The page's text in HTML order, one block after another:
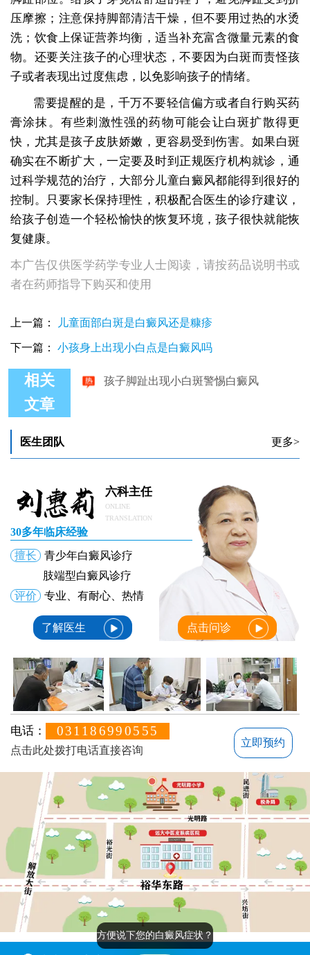
压摩擦；注意保持脚部清洁干燥，但不要用过热的水烫
洗；饮食上保证营养均衡，适当补充富含微量元素的食
物。还要关注孩子的心理状态，不要因为白斑而责怪孩
子或者表现出过度焦虑，以免影响孩子的情绪。
需要提醒的是，千万不要轻信偏方或者自行购买药
膏涂抹。有些刺激性强的药物可能会让白斑扩散得更
快，尤其是孩子皮肤娇嫩，更容易受到伤害。如果白斑
确实在不断扩大，一定要及时到正规医疗机构就诊，通
过科学规范的治疗，大部分儿童白癜风都能得到很好的
控制。只要家长保持理性，积极配合医生的诊疗建议，
给孩子创造一个轻松愉快的恢复环境，孩子很快就能恢
复健康。
本广告仅供医学药学专业人士阅读，请按药品说明书或
者在药师指导下购买和使用
上一篇： 儿童面部白斑是白癜风还是糠疹
下一篇： 小孩身上出现小白点是白癜风吗
相关
文章
医生团队 更多>
六科主任
ONLINE
TRANSLATION
30多年临床经验
擅长
青少年白癜风诊疗
肢端型白癜风诊疗
评价
专业、有耐心、热情
了解医生 点击问诊
电话： 031186990555
点击此处拨打电话直接咨询
立即预约
方便说下您的白癜风症状？